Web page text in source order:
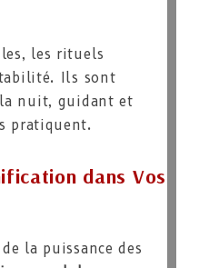
les rituels
Ils sont
la nuit, guidant et
pratiquent.
dans Vos
la puissance des